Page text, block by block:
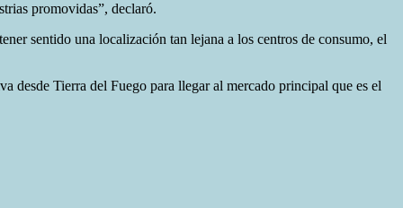
promovidas”, declaró.
sentido una localización tan lejana a los centros de consumo, el
desde Tierra del Fuego para llegar al mercado principal que es el